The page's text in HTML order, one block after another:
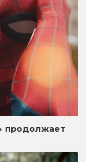
продолжает